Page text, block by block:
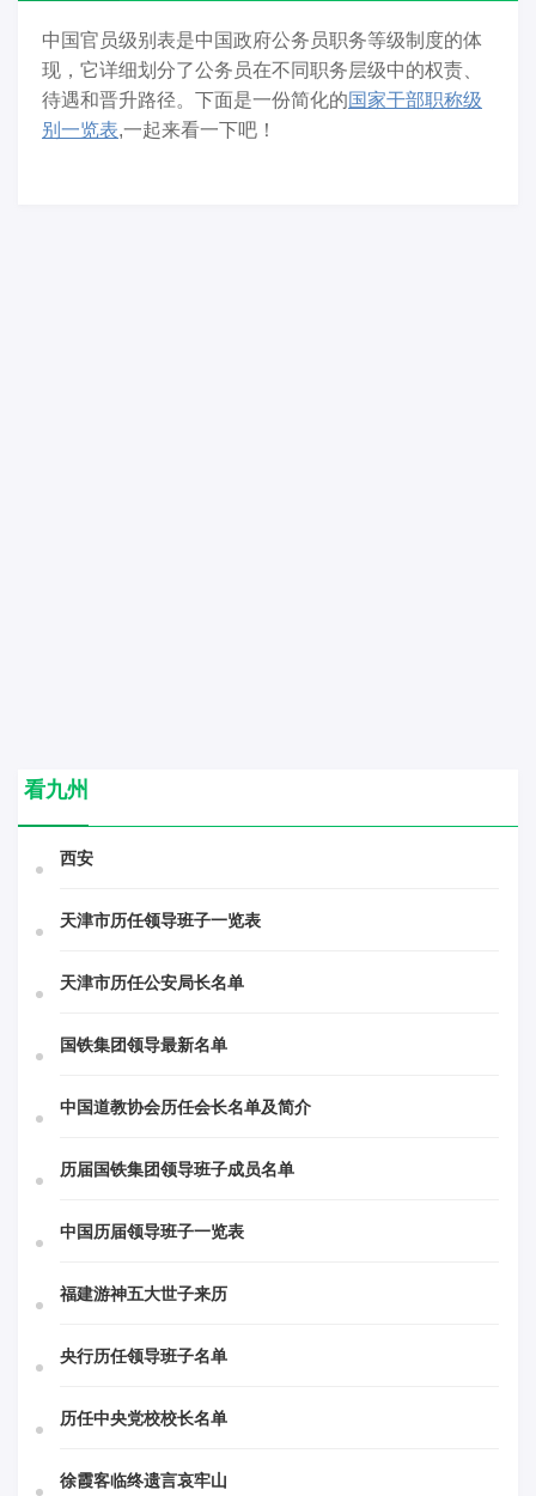
中国官员级别表是中国政府公务员职务等级制度的体
现，它详细划分了公务员在不同职务层级中的权责、
待遇和晋升路径。下面是一份简化的国家干部职称级
别一览表,一起来看一下吧！
看九州
西安
天津市历任领导班子一览表
天津市历任公安局长名单
国铁集团领导最新名单
中国道教协会历任会长名单及简介
历届国铁集团领导班子成员名单
中国历届领导班子一览表
福建游神五大世子来历
央行历任领导班子名单
历任中央党校校长名单
徐霞客临终遗言哀牢山